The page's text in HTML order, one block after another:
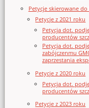
Petycje skierowane
Petycje z 2021 roku
Petycja dot.
producentów
Petycja dot.
zabójczenmu
zaprzestania
Petycje z 2020 roku
Petycja dot.
producentów
Petycje z 2023 roku